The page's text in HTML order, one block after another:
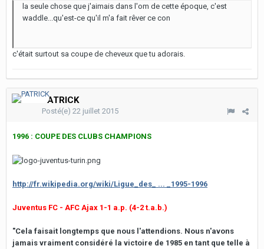
la seule chose que j'aimais dans l'om de cette époque, c'est
waddle...qu'est-ce qu'il m'a fait rêver ce con
c'était surtout sa coupe de cheveux que tu adorais.
PATRICK
Posté(e) 22 juillet 2015
1996 : COUPE DES CLUBS CHAMPIONS
http://fr.wikipedia.org/wiki/Ligue_des_ ... _1995-1996
Juventus FC - AFC Ajax 1-1 a.p. (4-2 t.a.b.)
"Cela faisait longtemps que nous l'attendions. Nous n'avons
jamais vraiment considéré la victoire de 1985 en tant que telle à